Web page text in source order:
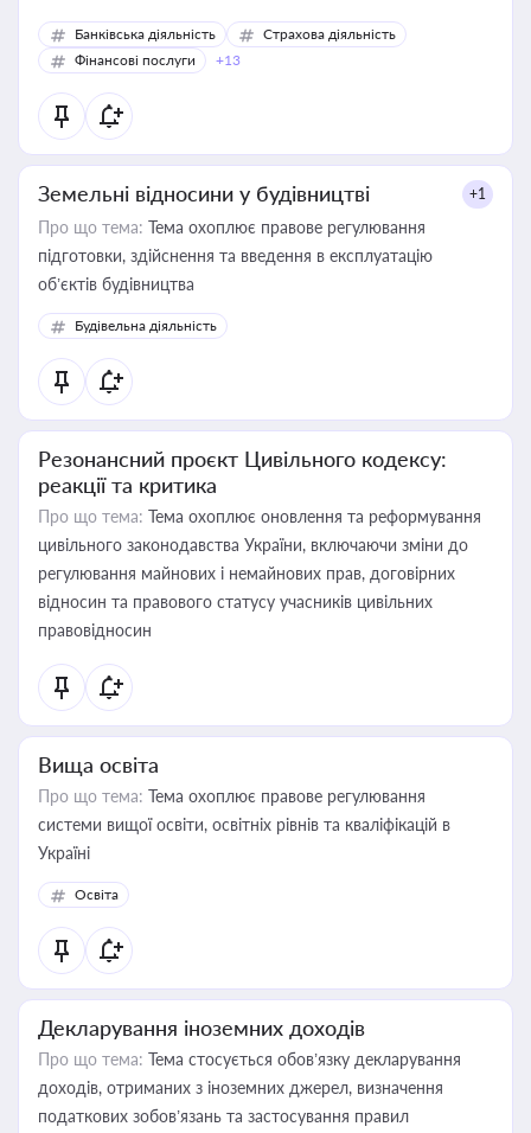
Банківська діяльність
Страхова діяльність
Фінансові послуги
+13
Земельні відносини у будівництві +1
Про що тема: Тема охоплює правове регулювання
підготовки, здійснення та введення в експлуатацію
об’єктів будівництва
Будівельна діяльність
Резонансний проєкт Цивільного кодексу:
реакції та критика
Про що тема: Тема охоплює оновлення та реформування
цивільного законодавства України, включаючи зміни до
регулювання майнових і немайнових прав, договірних
відносин та правового статусу учасників цивільних
правовідносин
Вища освіта
Про що тема: Тема охоплює правове регулювання
системи вищої освіти, освітніх рівнів та кваліфікацій в
Україні
Освіта
Декларування іноземних доходів
Про що тема: Тема стосується обов’язку декларування
доходів, отриманих з іноземних джерел, визначення
податкових зобов’язань та застосування правил